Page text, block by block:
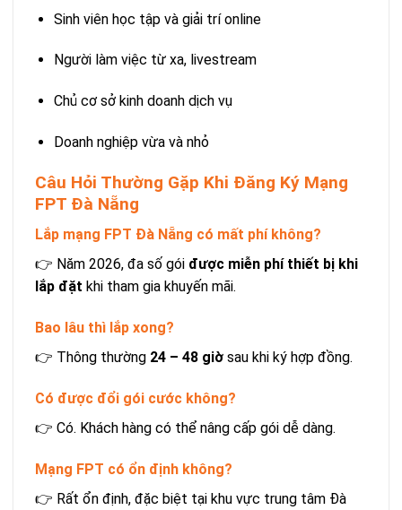
Sinh viên học tập và giải trí online
Người làm việc từ xa, livestream
Chủ cơ sở kinh doanh dịch vụ
Doanh nghiệp vừa và nhỏ
Câu Hỏi Thường Gặp Khi Đăng Ký Mạng
FPT Đà Nẵng
Lắp mạng FPT Đà Nẵng có mất phí không?
👉 Năm 2026, đa số gói được miễn phí thiết bị khi
lắp đặt khi tham gia khuyến mãi.
Bao lâu thì lắp xong?
👉 Thông thường 24 – 48 giờ sau khi ký hợp đồng.
Có được đổi gói cước không?
👉 Có. Khách hàng có thể nâng cấp gói dễ dàng.
Mạng FPT có ổn định không?
👉 Rất ổn định, đặc biệt tại khu vực trung tâm Đà